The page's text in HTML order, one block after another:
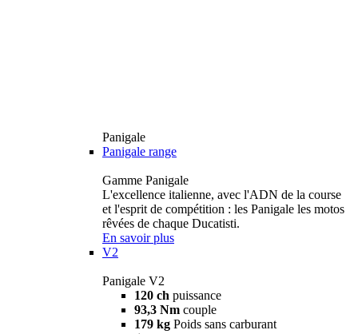
Panigale
Panigale range
Gamme Panigale
L'excellence italienne, avec l'ADN de la course
et l'esprit de compétition : les Panigale les motos
rêvées de chaque Ducatisti.
En savoir plus
V2
Panigale V2
120 ch puissance
93,3 Nm couple
179 kg Poids sans carburant